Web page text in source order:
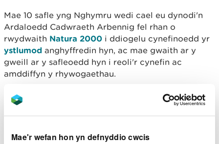
Mae'r wefan hon yn defnyddio cwcis
Mae 10 safle yng Nghymru wedi cael eu dynodi'n
Ardaloedd Cadwraeth Arbennig fel rhan o
rwydwaith Natura 2000 i ddiogelu cynefinoedd yr
ystlumod anghyffredin hyn, ac mae gwaith ar y
gweill ar y safleoedd hyn i reoli'r cynefin ac
amddiffyn y rhywogaethau.
Mae Rhaglen LIFE Natura 2000 wedi cynhyrchu
cynlluniau gweithredu â chostau ar gyfer pob safle
Ystlum Natura 2000 yng Nghymru, gan gynllunio i'r
mamaliaid cyfareddol hyn.